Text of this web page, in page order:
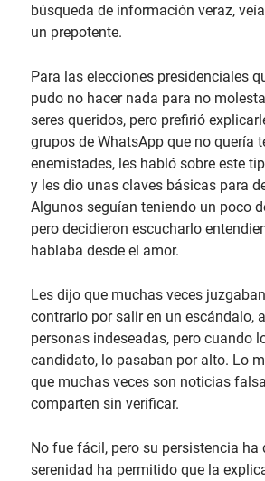
búsqueda de información veraz,
un prepotente.
Para las elecciones presidenciales
pudo no hacer nada para no
seres queridos, pero prefirió
grupos de WhatsApp que no quería
enemistades, les habló sobre este
y les dio unas claves básicas para
Algunos seguían teniendo un poco
pero decidieron escucharlo
hablaba desde el amor.
Les dijo que muchas veces
contrario por salir en un escándalo,
personas indeseadas, pero cuando
candidato, lo pasaban por alto. Lo
que muchas veces son noticias
comparten sin verificar.
No fue fácil, pero su persistencia ha
serenidad ha permitido que la